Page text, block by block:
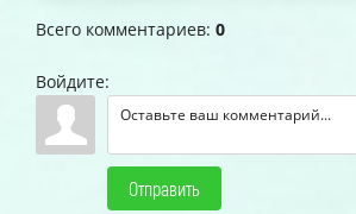
Всего комментариев: 0
Войдите:
Отправить